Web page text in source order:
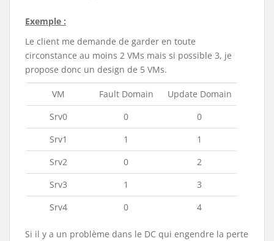
Exemple :
Le client me demande de garder en toute
circonstance au moins 2 VMs mais si possible 3, je
propose donc un design de 5 VMs.
VM Fault Domain
Update Domain
Srv0
0
0
Srv1
1
1
Srv2
0
2
Srv3
1
3
Srv4
0 4
Si il y a un problème dans le DC qui engendre la perte